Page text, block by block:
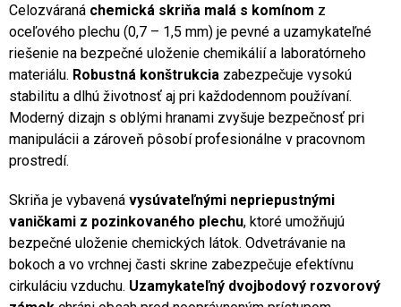
Celozváraná chemická skriňa malá s komínom z
oceľového plechu (0,7 – 1,5 mm) je pevné a uzamykateľné
riešenie na bezpečné uloženie chemikálií a laboratórneho
materiálu. Robustná konštrukcia zabezpečuje vysokú
stabilitu a dlhú životnosť aj pri každodennom používaní.
Moderný dizajn s oblými hranami zvyšuje bezpečnosť pri
manipulácii a zároveň pôsobí profesionálne v pracovnom
prostredí.
Skriňa je vybavená vysúvateľnými nepriepustnými
vaničkami z pozinkovaného plechu, ktoré umožňujú
bezpečné uloženie chemických látok. Odvetrávanie na
bokoch a vo vrchnej časti skrine zabezpečuje efektívnu
cirkuláciu vzduchu. Uzamykateľný dvojbodový rozvorový